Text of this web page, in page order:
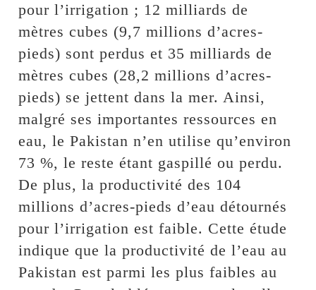
pour l’irrigation ; 12 milliards de
mètres cubes (9,7 millions d’acres-
pieds) sont perdus et 35 milliards de
mètres cubes (28,2 millions d’acres-
pieds) se jettent dans la mer. Ainsi,
malgré ses importantes ressources en
eau, le Pakistan n’en utilise qu’environ
73 %, le reste étant gaspillé ou perdu.
De plus, la productivité des 104
millions d’acres-pieds d’eau détournés
pour l’irrigation est faible. Cette étude
indique que la productivité de l’eau au
Pakistan est parmi les plus faibles au